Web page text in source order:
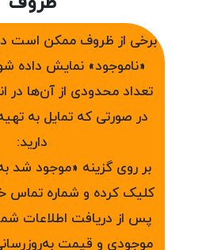
تخفیف خرید آنلاین
محصولات
موادشیمیایی
اسانس
روغن و عصاره
درباره ما
ارتباط با ما
برخی از ظروف ممکن است
«ناموجود» نمایش داده
تعداد محدودی از آن‌ها در
در صورتی که تمایل به
دارید:
بر روی گزینه «موجود شد
کلیک کرده و شماره تماس
پس از دریافت اطلاعات
موجودی و قیمت